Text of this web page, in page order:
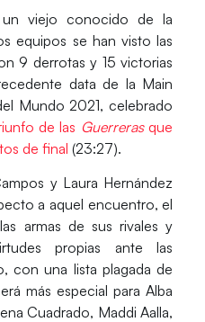
viejo conocido de la
equipos se han visto las
9 derrotas y 15 victorias
data de la Main
Mundo 2021, celebrado
de las Guerrerasque
de final (23:27).
y Laura Hernández
a aquel encuentro, el
armas de sus rivales y
propias ante las
con una lista plagada de
más especial paraAlba
Cuadrado, Maddi Aalla,